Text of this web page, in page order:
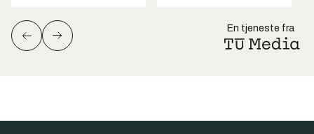
En tjeneste fra